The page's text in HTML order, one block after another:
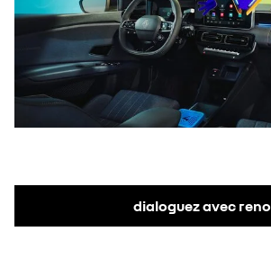
dialoguez avec reno